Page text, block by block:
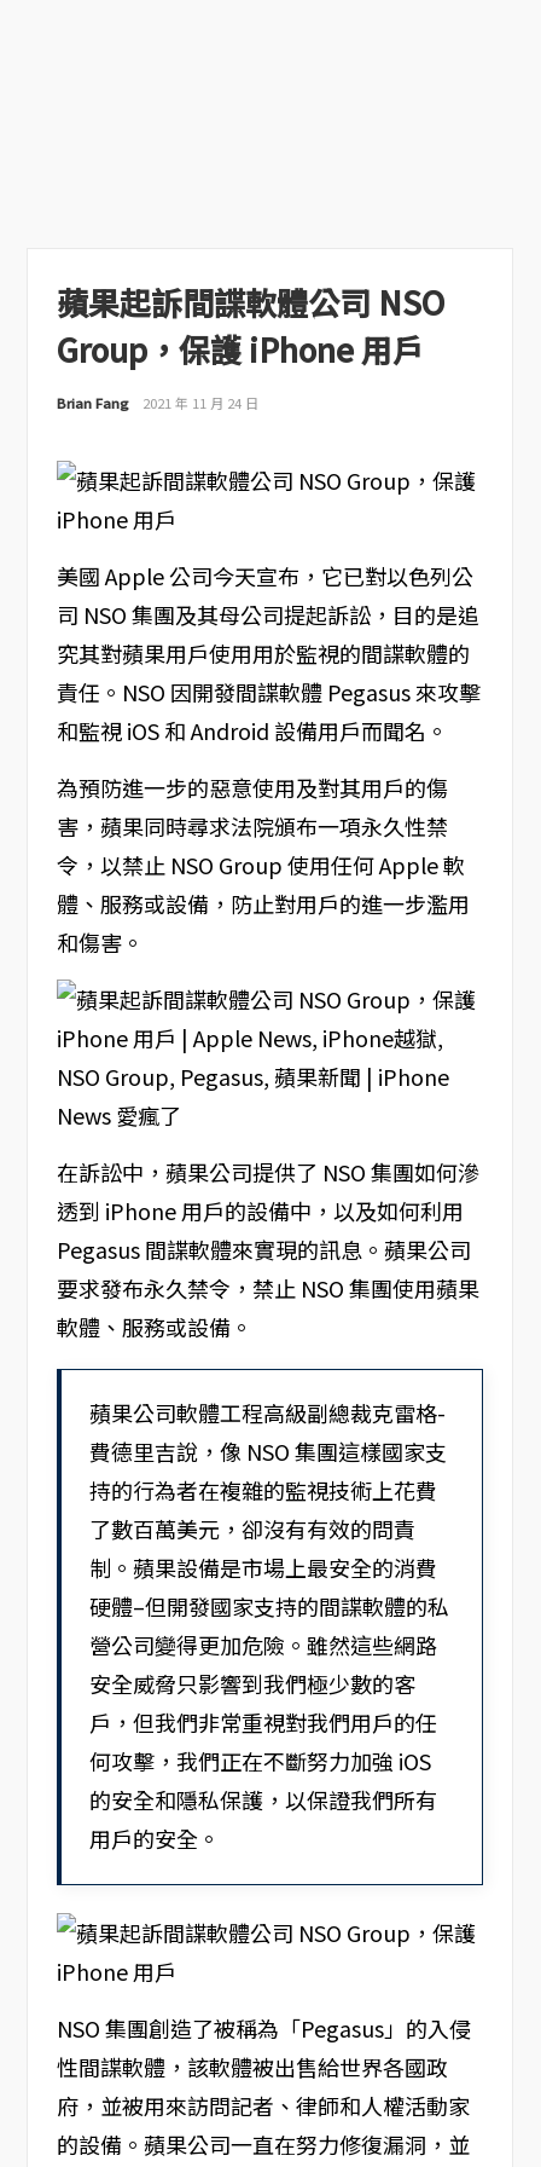
蘋果起訴間諜軟體公司 NSO
Group，保護 iPhone 用戶
Brian Fang 2021 年 11 月 24 日
美國 Apple 公司今天宣布，它已對以色列公
司 NSO 集團及其母公司提起訴訟，目的是追
究其對蘋果用戶使用用於監視的間諜軟體的
責任。NSO 因開發間諜軟體 Pegasus 來攻擊
和監視 iOS 和 Android 設備用戶而聞名。
為預防進一步的惡意使用及對其用戶的傷
害，蘋果同時尋求法院頒布一項永久性禁
令，以禁止 NSO Group 使用任何 Apple 軟
體、服務或設備，防止對用戶的進一步濫用
和傷害。
在訴訟中，蘋果公司提供了 NSO 集團如何滲
透到 iPhone 用戶的設備中，以及如何利用
Pegasus 間諜軟體來實現的訊息。蘋果公司
要求發布永久禁令，禁止 NSO 集團使用蘋果
軟體、服務或設備。
蘋果公司軟體工程高級副總裁克雷格-
費德里吉說，像 NSO 集團這樣國家支
持的行為者在複雜的監視技術上花費
了數百萬美元，卻沒有有效的問責
制。蘋果設備是市場上最安全的消費
硬體–但開發國家支持的間諜軟體的私
營公司變得更加危險。雖然這些網路
安全威脅只影響到我們極少數的客
戶，但我們非常重視對我們用戶的任
何攻擊，我們正在不斷努力加強 iOS
的安全和隱私保護，以保證我們所有
用戶的安全。
NSO 集團創造了被稱為「Pegasus」的入侵
性間諜軟體，該軟體被出售給世界各國政
府，並被用來訪問記者、律師和人權活動家
的設備。蘋果公司一直在努力修復漏洞，並